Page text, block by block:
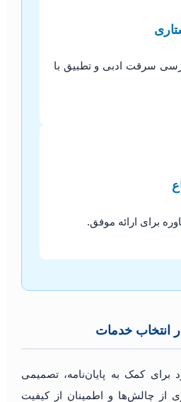
سرقت ادبی و تطبیق با
برای ارائه موفق.
انتخاب خدمات
کمک به پایان‌نامه، تصمیمی
از چالش‌ها و اطمینان از کیفیت